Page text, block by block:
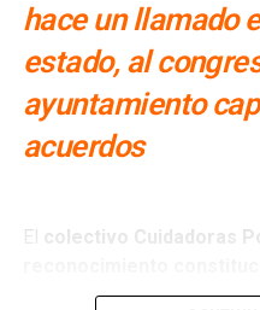
hace un llamado
estado, al
ayuntamiento
acuerdos
El colectivo Cuidadoras
de la capital